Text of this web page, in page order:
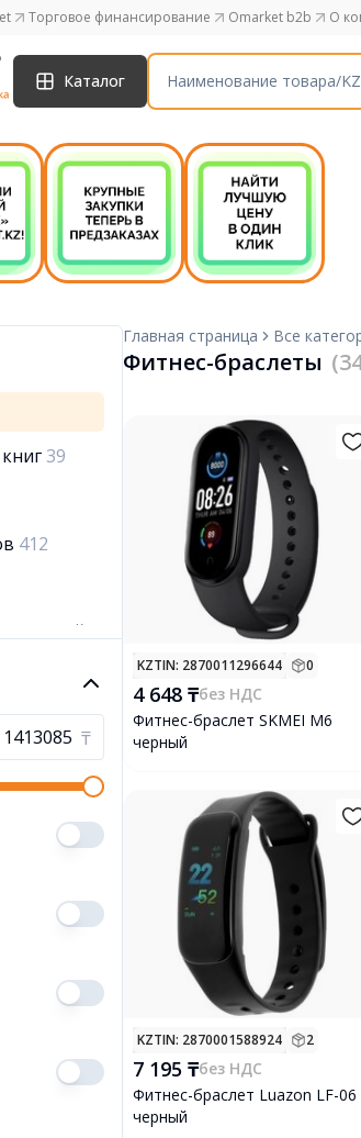
Торговое финансирование Omarket b2b О
Каталог
39
412
₸
Главная страница Все
Фитнес-браслеты
KZTIN: 2870011296644 0
4 648 ₸без НДС
Фитнес-браслет SKMEI M6
черный
KZTIN: 2870001588924 2
7 195 ₸без НДС
Фитнес-браслет Luazon LF-06
черный